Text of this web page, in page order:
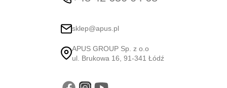
sklep@apus.pl
APUS GROUP Sp. z o.o
ul. Brukowa 16, 91-341 Łódź